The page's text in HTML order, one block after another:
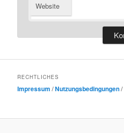
Website
RECHTLICHES
Impressum /Nutzungsbedingungen/